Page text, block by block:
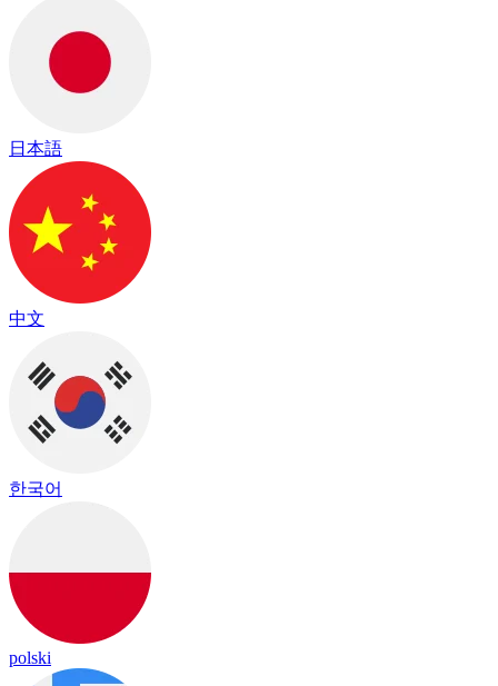
日本語
中文
한국어
polski